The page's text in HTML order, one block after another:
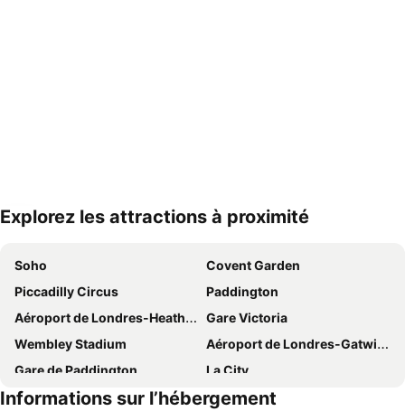
Explorez les attractions à proximité
Soho
Covent Garden
Piccadilly Circus
Paddington
Aéroport de Londres-Heathrow
Gare Victoria
Wembley Stadium
Aéroport de Londres-Gatwick
Gare de Paddington
La City
Gare de St Pancras
Hyde Park
Informations sur l’hébergement